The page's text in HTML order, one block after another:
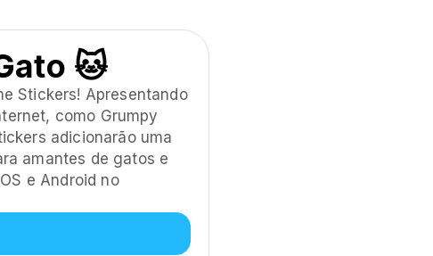
🐱
Stickers! Apresentando
como Grumpy
adicionarão uma
amantes de gatos e
e Android no